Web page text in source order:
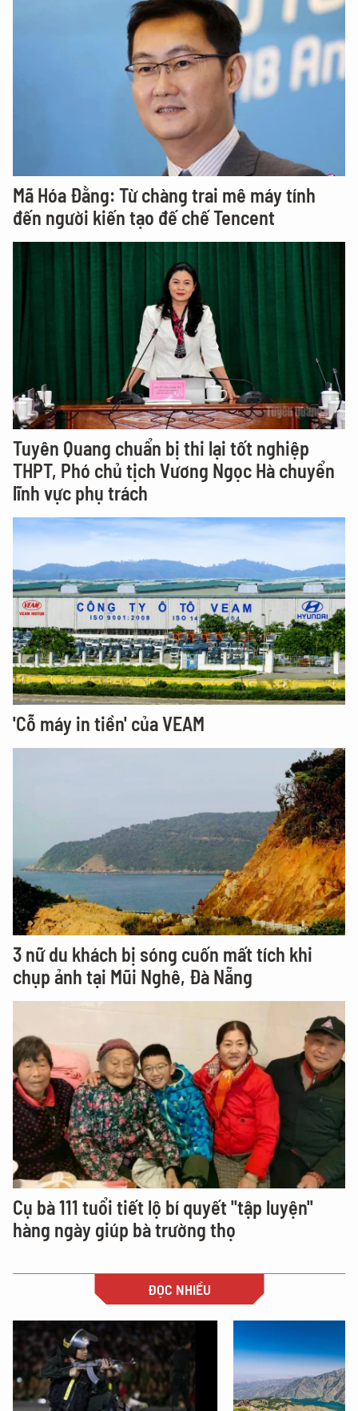
Mã Hóa Đằng: Từ chàng trai mê máy tính
đến người kiến tạo đế chế Tencent
Tuyên Quang chuẩn bị thi lại tốt nghiệp
THPT, Phó chủ tịch Vương Ngọc Hà chuyển
lĩnh vực phụ trách
'Cỗ máy in tiền' của VEAM
3 nữ du khách bị sóng cuốn mất tích khi
chụp ảnh tại Mũi Nghê, Đà Nẵng
Cụ bà 111 tuổi tiết lộ bí quyết "tập luyện"
hàng ngày giúp bà trường thọ
ĐỌC NHIỀU